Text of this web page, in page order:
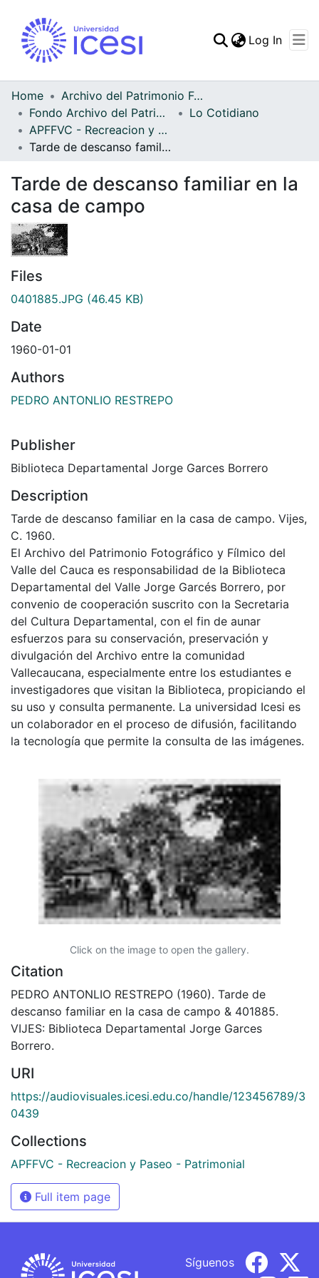
Statistics
Log In
Home
Archivo del Patrimonio Fotográfico y Fílmico del Valle del Cauca
Fondo Archivo del Patrimonio Fotográfico y Fílmico del Valle del Cauca
Lo Cotidiano
APFFVC - Recreacion y Paseo - Patrimonial
Tarde de descanso familiar en la casa de campo
Tarde de descanso familiar en la
casa de campo
Files
0401885.JPG (46.45 KB)
Date
1960-01-01
Authors
PEDRO ANTONLIO RESTREPO
Publisher
Biblioteca Departamental Jorge Garces Borrero
Description
Tarde de descanso familiar en la casa de campo. Vijes,
C. 1960.
El Archivo del Patrimonio Fotográfico y Fílmico del
Valle del Cauca es responsabilidad de la Biblioteca
Departamental del Valle Jorge Garcés Borrero, por
convenio de cooperación suscrito con la Secretaria
del Cultura Departamental, con el fin de aunar
esfuerzos para su conservación, preservación y
divulgación del Archivo entre la comunidad
Vallecaucana, especialmente entre los estudiantes e
investigadores que visitan la Biblioteca, propiciando el
su uso y consulta permanente. La universidad Icesi es
un colaborador en el proceso de difusión, facilitando
la tecnología que permite la consulta de las imágenes.
Click on the image to open the gallery.
Citation
PEDRO ANTONLIO RESTREPO (1960). Tarde de
descanso familiar en la casa de campo & 401885.
VIJES: Biblioteca Departamental Jorge Garces
Borrero.
URI
https://audiovisuales.icesi.edu.co/handle/123456789/3
0439
Collections
APFFVC - Recreacion y Paseo - Patrimonial
Full item page
Síguenos